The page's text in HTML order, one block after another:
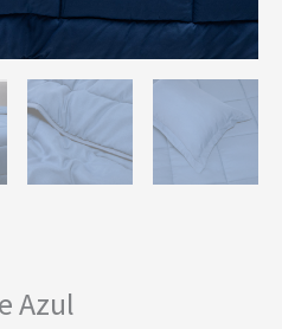
Azul